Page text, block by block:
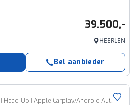
39.500,-
HEERLEN
Bel aanbieder
KONA EV Comfort 64 kWh | Head-Up | Apple Carplay/Android Auto | Leder | Adaptive Cruise Control